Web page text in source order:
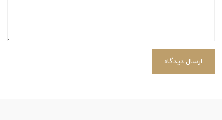
ارسال دیدگاه